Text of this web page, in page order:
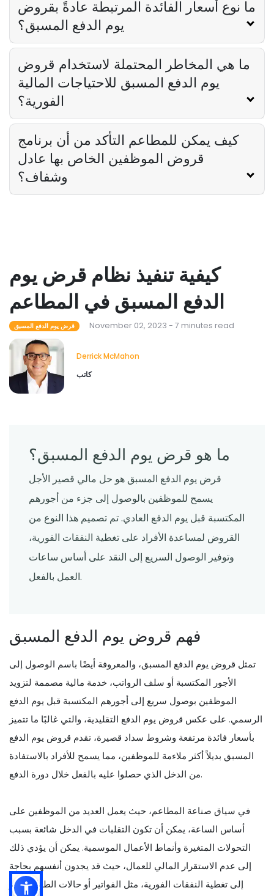
ما نوع أسعار الفائدة المرتبطة عادةً بقروض
يوم الدفع المسبق؟
ما هي المخاطر المحتملة لاستخدام قروض
يوم الدفع المسبق للاحتياجات المالية
الفورية؟
كيف يمكن للمطاعم التأكد من أن برنامج
قروض الموظفين الخاص بها عادل
وشفاف؟
كيفية تنفيذ نظام قرض يوم
الدفع المسبق في المطاعم
قرض يوم الدفع المسبق November 02, 2023 - 7 minutes read
Derrick McMahon
كاتب
ما هو قرض يوم الدفع المسبق؟
قرض يوم الدفع المسبق هو حل مالي قصير الأجل
يسمح للموظفين بالوصول إلى جزء من أجورهم
المكتسبة قبل يوم الدفع العادي. تم تصميم هذا النوع من
القروض لمساعدة الأفراد على تغطية النفقات الفورية،
وتوفير الوصول السريع إلى النقد على أساس ساعات
العمل بالفعل.
فهم قروض يوم الدفع المسبق
تمثل قروض يوم الدفع المسبق، والمعروفة أيضًا باسم الوصول إلى
الأجور المكتسبة أو سلف الرواتب، خدمة مالية مصممة لتزويد
الموظفين بوصول سريع إلى أجورهم المكتسبة قبل يوم الدفع
الرسمي. على عكس قروض يوم الدفع التقليدية، والتي غالبًا ما تتميز
بأسعار فائدة مرتفعة وشروط سداد قصيرة، تقدم قروض يوم الدفع
المسبق بديلاً أكثر ملاءمة للموظفين، مما يسمح للأفراد بالاستفادة
من الدخل الذي حصلوا عليه بالفعل خلال دورة الدفع.
في سياق صناعة المطاعم، حيث يعمل العديد من الموظفين على
أساس الساعة، يمكن أن تكون التقلبات في الدخل شائعة بسبب
التحولات المتغيرة وأنماط الأعمال الموسمية. يمكن أن يؤدي ذلك
إلى عدم الاستقرار المالي للعمال، حيث قد يجدون أنفسهم بحاجة
إلى تغطية النفقات الفورية، مثل الفواتير أو حالات الطوارئ غير